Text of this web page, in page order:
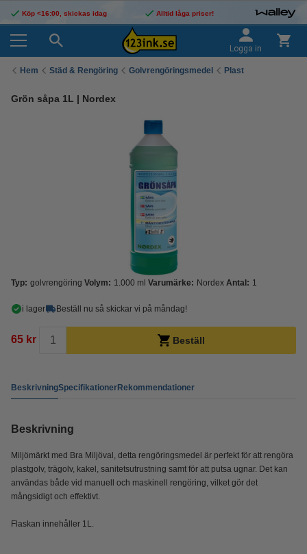
Köp <16:00, skickas idag Alltid låga priser!
Logga in
Hem Städ & Rengöring Golvrengöringsmedel Plast
Grön såpa 1L | Nordex
Typ: golvrengöring Volym: 1.000 ml Varumärke: Nordex Antal: 1
i lager Beställ nu så skickar vi på måndag!
65 kr Beställ
BeskrivningSpecifikationerRekommendationer
Beskrivning
Miljömärkt med Bra Miljöval, detta rengöringsmedel är perfekt för att rengöra
plastgolv, trägolv, kakel, sanitetsutrustning samt för att putsa ugnar. Det kan
användas både vid manuell och maskinell rengöring, vilket gör det
mångsidigt och effektivt.
Flaskan innehåller 1L.